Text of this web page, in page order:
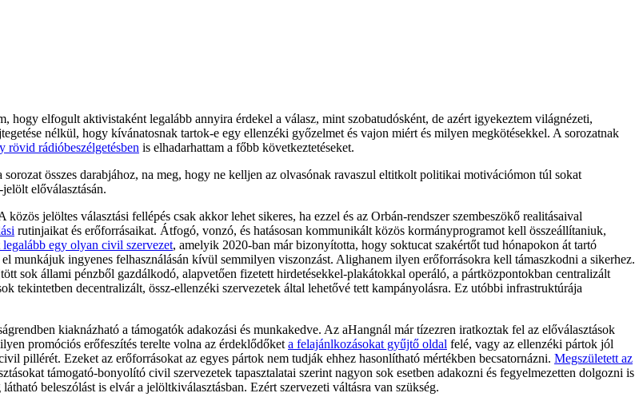
hogy elfogult aktivistaként legalább annyira érdekel a válasz, mint szobatudósként, de azért igyekeztem világnézeti,
nélkül, hogy kívánatosnak tartok-e egy ellenzéki győzelmet és vajon miért és milyen megkötésekkel. A sorozatnak
rövid rádióbeszélgetésben is elhadarhattam a főbb következtetéseket.
összes darabjához, na meg, hogy ne kelljen az olvasónak ravaszul eltitkolt politikai motivációmon túl sokat
előválasztásán.
jelöltes választási fellépés csak akkor lehet sikeres, ha ezzel és az Orbán-rendszer szembeszökő realitásaival
rutinjaikat és erőforrásaikat. Átfogó, vonzó, és hatásosan kommunikált közös kormányprogramot kell összeállítaniuk,
egy olyan civil szervezet, amelyik 2020-ban már bizonyította, hogy soktucat szakértőt tud hónapokon át tartó
munkájuk ingyenes felhasználásán kívül semmilyen viszonzást. Alighanem ilyen erőforrásokra kell támaszkodni a sikerhez.
sok állami pénzből gazdálkodó, alapvetően fizetett hirdetésekkel-plakátokkal operáló, a pártközpontokban centralizált
tekintetben decentralizált, össz-ellenzéki szervezetek által lehetővé tett kampányolásra. Ez utóbbi infrastruktúrája
kiaknázható a támogatók adakozási és munkakedve. Az aHangnál már tízezren iratkoztak fel az előválasztások
promóciós erőfeszítés terelte volna az érdeklődőket a felajánlkozásokat gyűjtő oldal felé, vagy az ellenzéki pártok jól
pillérét. Ezeket az erőforrásokat az egyes pártok nem tudják ehhez hasonlítható mértékben becsatornázni. Megszületett az
támogató-bonyolító civil szervezetek tapasztalatai szerint nagyon sok esetben adakozni és fegyelmezetten dolgozni is
beleszólást is elvár a jelöltkiválasztásban. Ezért szervezeti váltásra van szükség.